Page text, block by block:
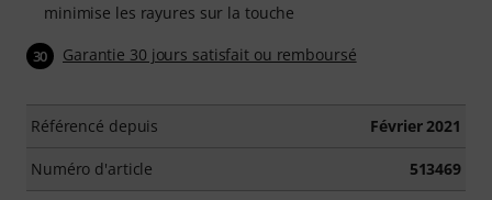
minimise les rayures sur la touche
30 Garantie 30 jours satisfait ou remboursé
Référencé depuis Février 2021
Numéro d'article 513469